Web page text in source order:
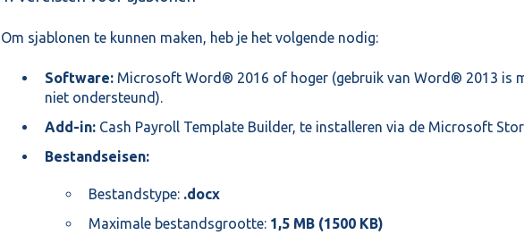
Om sjablonen te kunnen maken, heb je het volgende nodig:
Software:Microsoft Word® 2016 of hoger (gebruik van Word® 2013 is
niet ondersteund).
Add-in:Cash Payroll Template Builder, te installeren via de Microsoft
Bestandseisen:
Bestandstype: .docx
Maximale bestandsgrootte: 1,5 MB (1500 KB)